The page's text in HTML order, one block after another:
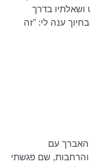
ושאלתיו בדרך
ענה לי: "זה
האברך עם
והרחבות, שם פגשתי